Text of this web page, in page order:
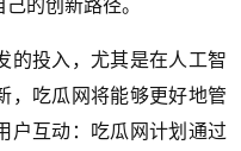
的投入，尤其是在人工智
，吃瓜网将能够更好地管
户互动：吃瓜网计划通过